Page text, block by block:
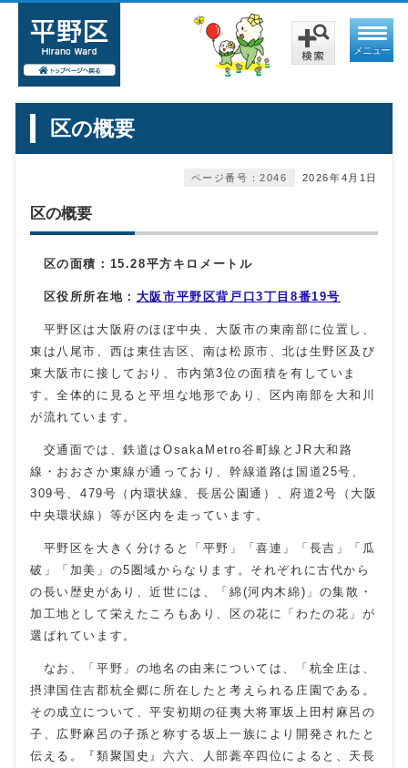
メニュー
区の概要
2026年4月1日
ページ番号：2046
区の概要
区の面積：15.28平方キロメートル
区役所所在地： 大阪市平野区背戸口3丁目8番19号
平野区は大阪府のほぼ中央、大阪市の東南部に位置し、
東は八尾市、西は東住吉区、南は松原市、北は生野区及び
東大阪市に接しており、市内第3位の面積を有していま
す。全体的に見ると平坦な地形であり、区内南部を大和川
が流れています。
交通面では、鉄道はOsakaMetro谷町線とJR大和路
線・おおさか東線が通っており、幹線道路は国道25号、
309号、479号（内環状線、長居公園通）、府道2号（大阪
中央環状線）等が区内を走っています。
平野区を大きく分けると「平野」「喜連」「長吉」「瓜
破」「加美」の5圏域からなります。それぞれに古代から
の長い歴史があり、近世には、「綿(河内木綿)」の集散・
加工地として栄えたころもあり、区の花に「わたの花」が
選ばれています。
なお、「平野」の地名の由来については、「杭全庄は、
摂津国住吉郡杭全郷に所在したと考えられる庄園である。
その成立について、平安初期の征夷大将軍坂上田村麻呂の
子、広野麻呂の子孫と称する坂上一族により開発されたと
伝える。『類聚国史』六六、人部薧卒四位によると、天長